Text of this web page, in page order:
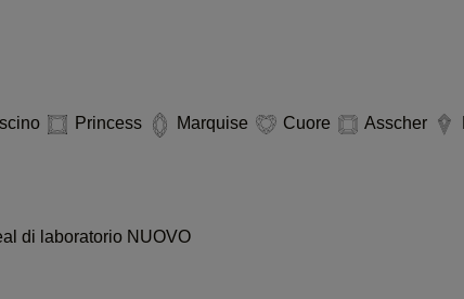
Princess Marquise Cuore Asscher
di laboratorio NUOVO